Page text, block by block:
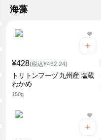
海藻
¥428(税込¥462.24)
トリトンフーヅ 九州産 塩蔵
わかめ
150g